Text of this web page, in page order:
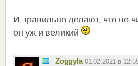
И правильно делают, что не
он уж и великий
Zoggyla 01.02.2021 в